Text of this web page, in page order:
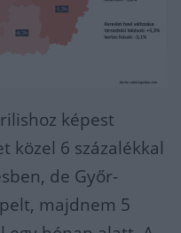
képest
közel 6 százalékkal
de Győr-
majdnem 5